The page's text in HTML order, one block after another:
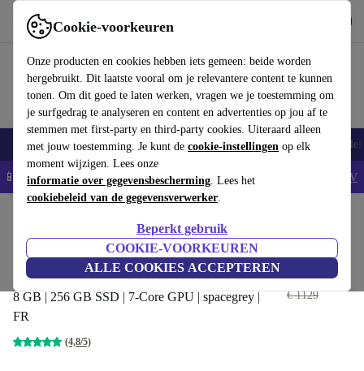
Cookie-voorkeuren
Onze producten en cookies hebben iets gemeen: beide worden
hergebruikt. Dit laatste vooral om je relevantere content te kunnen
tonen. Om dit goed te laten werken, vragen we je toestemming om
je surfgedrag te analyseren en content en advertenties op jou af te
stemmen met first-party en third-party cookies. Uiteraard alleen
met jouw toestemming. Je kunt de cookie-instellingen op elk
moment wijzigen. Lees onze
informatie over gegevensbescherming. Lees het
cookiebeleid van de gegevensverwerker.
Beperkt gebruik
COOKIE-VOORKEUREN
ALLE COOKIES ACCEPTEREN
Gebruik refurbed snel en eenvoudig
Smartphones Laptops Tablets Smartwatches Accessoires
📱5% EXTRA korting op alle iPhones – Code: IPHONEDEAL - AV
Apple MacBook Air 2020 | 13.3"
| M1
8 GB | 256 GB SSD | 7-Core GPU | spacegrey |
FR
(4,8/5)
€ 513,99
€ 1129